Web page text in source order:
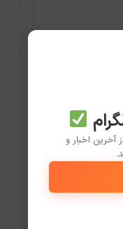
طرفداران از بازآفرینی Splinter Cell چه
بازی
آخرین اخبار و